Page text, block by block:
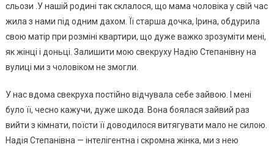
сльози .У нашій родині так склалося, що мама чоловіка у свій час
жила з нами під одним дахом. Її старша дочка, Ірина, обдурила
свою матір при розміні квартири, що дуже важко зрозуміти мені,
як жінці і доньці. Залишити мою свекруху Надію Степанівну на
вулиці ми з чоловіком не змогли.
У нас вдома свекруха постійно відчувала себе зайвою. І мені
було її, чесно кажучи, дуже шкода. Вона боялася зайвий раз
вийти з кімнати, поїсти її доводилося витягувати мало не силою.
Надія Степанівна — інтелігентна і скромна жінка, ми з нею